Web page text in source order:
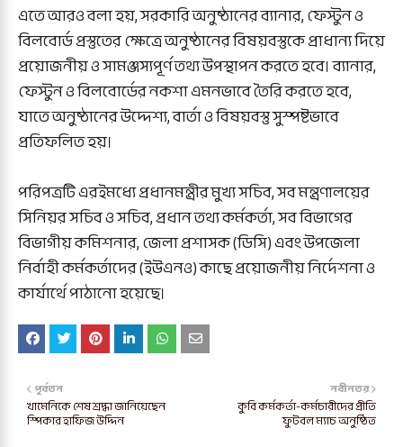
এতে আরও বলা হয়, সরকারি অনুষ্ঠানের ব্যানার, ফেস্টুন ও
বিলবোর্ড প্রস্তুতের ক্ষেত্রে অনুষ্ঠানের বিষয়বস্তুকে প্রাধান্য দিয়ে
প্রয়োজনীয় ও সামঞ্জস্যপূর্ণ তথ্য উপস্থাপন করতে হবে। ব্যানার,
ফেস্টুন ও বিলবোর্ডের নকশা এমনভাবে তৈরি করতে হবে,
যাতে অনুষ্ঠানের উদ্দেশ্য, বার্তা ও বিষয়বস্তু সুস্পষ্টভাবে
প্রতিফলিত হয়।
পরিপত্রটি এরইমধ্যে প্রধানমন্ত্রীর মুখ্য সচিব, সব মন্ত্রণালয়ের
সিনিয়র সচিব ও সচিব, প্রধান তথ্য কর্মকর্তা, সব বিভাগের
বিভাগীয় কমিশনার, জেলা প্রশাসক (ডিসি) এবং উপজেলা
নির্বাহী কর্মকর্তাদের (ইউএনও) কাছে প্রয়োজনীয় নির্দেশনা ও
কার্যার্থে পাঠানো হয়েছে।
নবীনতর
কুবি কর্মকর্তা-কর্মচারীদের প্রীতি
ফুটবল ম্যাচ অনুষ্ঠিত
পূর্বতন
খামেনিকে শেষ শ্রদ্ধা জানিয়েছেন
স্পিকার হাফিজ উদ্দিন